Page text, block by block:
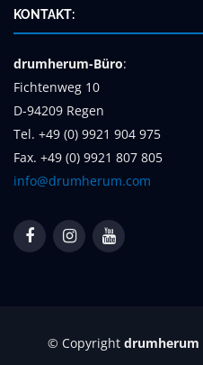
KONTAKT:
drumherum-Büro:
Fichtenweg 10
D-94209 Regen
Tel. +49 (0) 9921 904 975
Fax. +49 (0) 9921 807 805
info@drumherum.com
© Copyright drumherum